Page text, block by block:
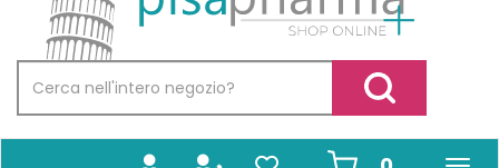
Prodotto
Cerca Prodotto